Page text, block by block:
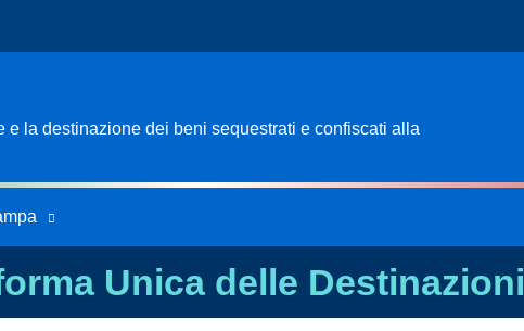
la destinazione dei beni sequestrati e confiscati alla
Unica delle Destinazioni